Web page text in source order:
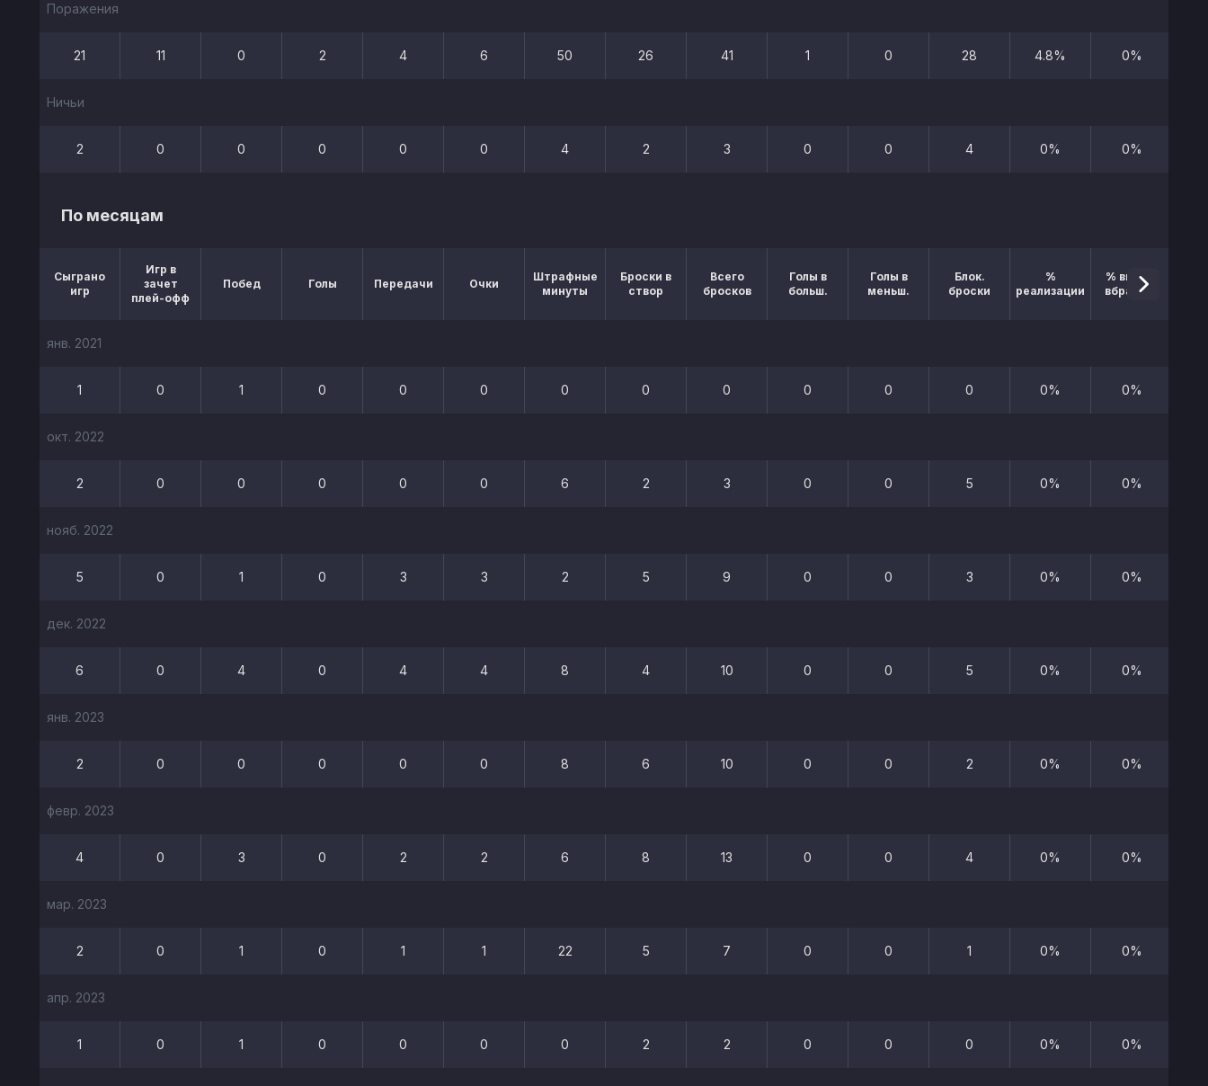
Поражения
21 11 0 2 4 6 50 26 41 1 0 28 4.8% 0%
Ничьи
2 0 0 0 0 0 4 2 3 0 0 4 0% 0%
По месяцам
Сыграно
игр
Игр в
зачет
плей-офф
Побед Голы Передачи Очки
Штрафные
минуты
Броски в
створ
Всего
бросков
Голы в
больш.
Голы в
меньш.
Блок.
броски
%
реализации
% выигр.
вбрасыв.
янв. 2021
1 0 1 0 0 0 0 0 0 0 0 0 0% 0%
окт. 2022
2 0 0 0 0 0 6 2 3 0 0 5 0% 0%
нояб. 2022
5 0 1 0 3 3 2 5 9 0 0 3 0% 0%
дек. 2022
6 0 4 0 4 4 8 4 10 0 0 5 0% 0%
янв. 2023
2 0 0 0 0 0 8 6 10 0 0 2 0% 0%
февр. 2023
4 0 3 0 2 2 6 8 13 0 0 4 0% 0%
мар. 2023
2 0 1 0 1 1 22 5 7 0 0 1 0% 0%
апр. 2023
1 0 1 0 0 0 0 2 2 0 0 0 0% 0%